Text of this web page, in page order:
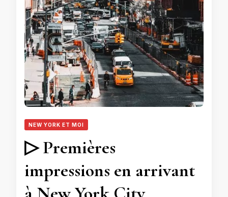
NEW YORK ET MOI
▷ Premières
impressions en arrivant